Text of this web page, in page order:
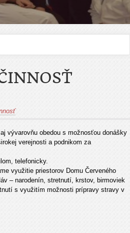
vývarovňu obedou s možnosťou donášky
verejnosti a podnikom za
telefonicky.
využitie priestorov Domu Červeného
– narodenín, stretnutí, krstov, birmoviek
s využitím možnosti prípravy stravy v